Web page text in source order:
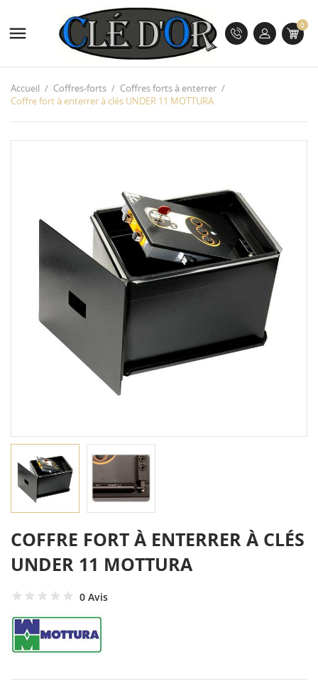
 0
Accueil Coffres-forts
Coffres forts à enterrer
Coffre fort à enterrer à clés UNDER 11 MOTTURA
COFFRE FORT À ENTERRER À CLÉS
UNDER 11 MOTTURA
0 Avis